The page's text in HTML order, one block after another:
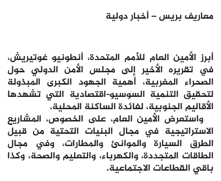
معاريف بريس – أخبار دولية
أبرز الأمين العام للأمم المتحدة، أنطونيو غوتيريش،
في تقريره الأخير إلى مجلس الأمن الدولي حول
الصحراء المغربية، أهمية الجهود الكبرى المبذولة
لتحقيق التنمية السوسيو-اقتصادية التي تشهدها
الأقاليم الجنوبية، لفائدة الساكنة المحلية.
واستعرض الأمين العام، على الخصوص، المشاريع
الاستراتيجية في مجال البنيات التحتية من قبيل
الطرق السيارة والموانئ والمطارات، وفي مجال
الطاقات المتجددة، والكهرباء، والتعليم والصحة، وكذا
باقي القطاعات الاجتماعية.